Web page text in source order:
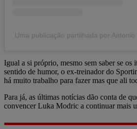
Uma publicação partilhada por
Igual a si próprio, mesmo sem saber se os
sentido de humor, o ex-treinador do
há muito trabalho para fazer mas que ali
Para já, as últimas notícias dão conta de
convencer Luka Modric a continuar mais